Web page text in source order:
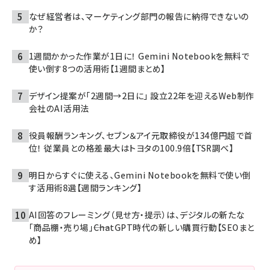
なぜ経営者は、マーケティング部門の報告に納得できないの
か？
1週間かかった作業が1日に！ Gemini Notebookを無料で
使い倒す8つの活用術【1週間まとめ】
デザイン提案が「2週間→2日に」 設立22年を迎えるWeb制作
会社のAI活用法
役員報酬ランキング、セブン＆アイ元取締役が134億円超で首
位！ 従業員との格差最大はトヨタの100.9倍【TSR調べ】
明日からすぐに使える、Gemini Notebookを無料で使い倒
す活用術8選【週間ランキング】
AI回答のフレーミング（見せ方・提示）は、デジタルの新たな
「商品棚・売り場」――ChatGPT時代の新しい購買行動【SEOまと
め】